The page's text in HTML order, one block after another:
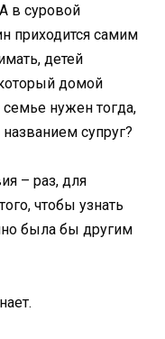
в суровой
приходится самим
детей
домой
нужен тогда,
супруг?
– раз, для
чтобы узнать
была бы другим